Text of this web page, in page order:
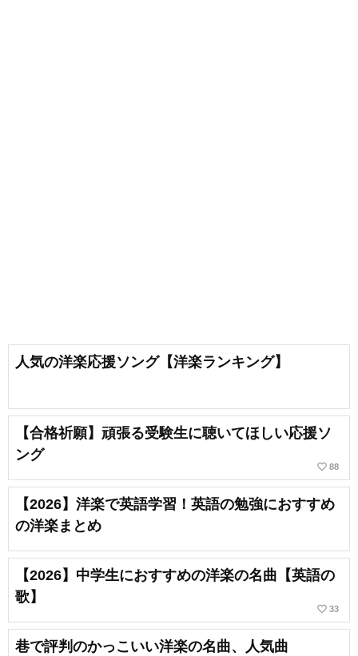
人気の洋楽応援ソング【洋楽ランキング】
【合格祈願】頑張る受験生に聴いてほしい応援ソ
ング
favorite_border 88
【2026】洋楽で英語学習！英語の勉強におすすめ
の洋楽まとめ
【2026】中学生におすすめの洋楽の名曲【英語の
歌】
favorite_border 33
巷で評判のかっこいい洋楽の名曲、人気曲